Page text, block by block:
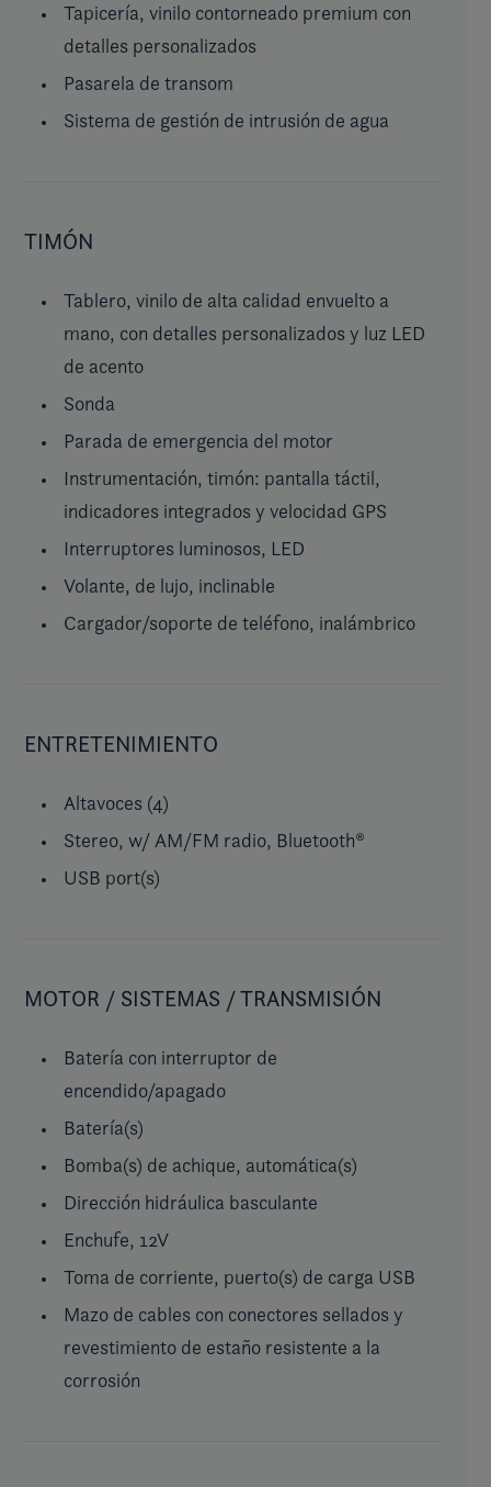
Tapicería, vinilo contorneado premium con
detalles personalizados
Pasarela de transom
Sistema de gestión de intrusión de agua
TIMÓN
Tablero, vinilo de alta calidad envuelto a
mano, con detalles personalizados y luz LED
de acento
Sonda
Parada de emergencia del motor
Instrumentación, timón: pantalla táctil,
indicadores integrados y velocidad GPS
Interruptores luminosos, LED
Volante, de lujo, inclinable
Cargador/soporte de teléfono, inalámbrico
ENTRETENIMIENTO
Altavoces (4)
Stereo, w/ AM/FM radio, Bluetooth®
USB port(s)
MOTOR / SISTEMAS / TRANSMISIÓN
Batería con interruptor de
encendido/apagado
Batería(s)
Bomba(s) de achique, automática(s)
Dirección hidráulica basculante
Enchufe, 12V
Toma de corriente, puerto(s) de carga USB
Mazo de cables con conectores sellados y
revestimiento de estaño resistente a la
corrosión